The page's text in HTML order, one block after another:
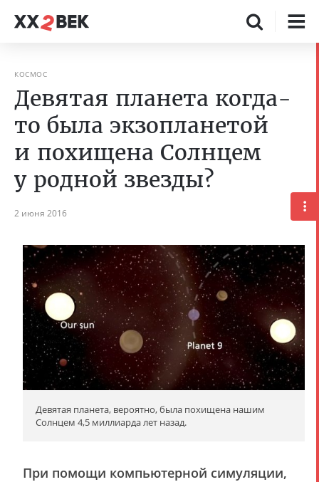
КОСМОС
Девятая планета когда-
то была экзопланетой
и похищена Солнцем
у родной звезды?
2 июня 2016
Девятая планета, вероятно, была похищена нашим
Солнцем 4,5 миллиарда лет назад.
При помощи компьютерной симуляции,